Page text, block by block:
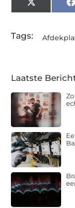
X
(Twitter)
Tags:
Laatste